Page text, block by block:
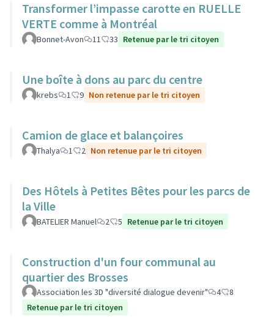
Transformer l’impasse carotte en RUELLE
VERTE comme à Montréal
Bonnet-Avon 11 33 Retenue par le tri citoyen
Une boîte à dons au parc du centre
krebs 1 9 Non retenue par le tri citoyen
Camion de glace et balançoires
Thalya 1 2 Non retenue par le tri citoyen
Des Hôtels à Petites Bêtes pour les parcs de
la Ville
BATELIER Manuel 2 5 Retenue par le tri citoyen
Construction d'un four communal au
quartier des Brosses
Association les 3D "diversité dialogue devenir" 4
8
Retenue par le tri citoyen